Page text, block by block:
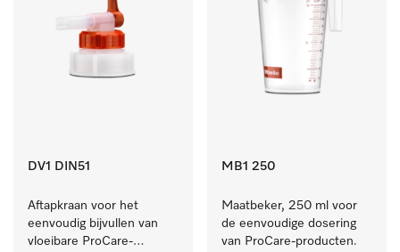
DV1 DIN51
Aftapkraan voor het
eenvoudig bijvullen van
vloeibare ProCare-
MB1 250
Maatbeker, 250 ml voor
de eenvoudige dosering
van ProCare-producten.